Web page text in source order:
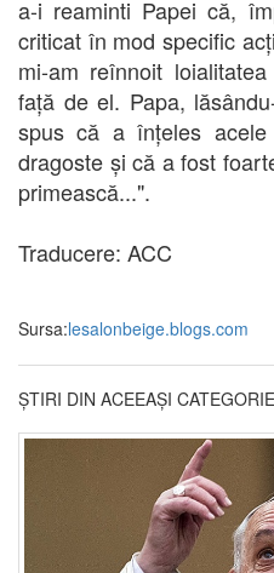
a-i reaminti Papei că,
criticat în mod specific
mi-am reînnoit
față de el. Papa,
spus că a înțeles
dragoste și că a fost
primească...".
Traducere: ACC
Sursa:lesalonbeige.blogs.com
ȘTIRI DIN ACEEAȘI CATEGORIE